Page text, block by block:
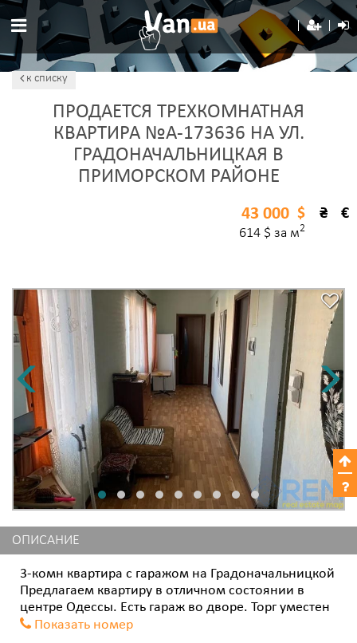
к списку
ПРОДАЕТСЯ ТРЕХКОМНАТНАЯ
КВАРТИРА №A-173636 НА УЛ.
ГРАДОНАЧАЛЬНИЦКАЯ В
ПРИМОРСКОМ РАЙОНЕ
$ ₴ €
43 000
614 $ за м2
ОПИСАНИЕ
3-комн квартира с гаражом на Градоначальницкой
Предлагаем квартиру в отличном состоянии в
центре Одессы. Есть гараж во дворе. Торг уместен
Показать номер